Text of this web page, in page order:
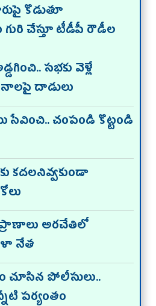
కొడుతూ
గురి చేస్తూ టీడీపీ రౌడీల
సభకు వెళ్లే
దాడులు
చంపండి కొట్టండి
కదలనివ్వకుండా
అరచేతిలో
నేత
చూసిన పోలీసులు..
పర్యంతం